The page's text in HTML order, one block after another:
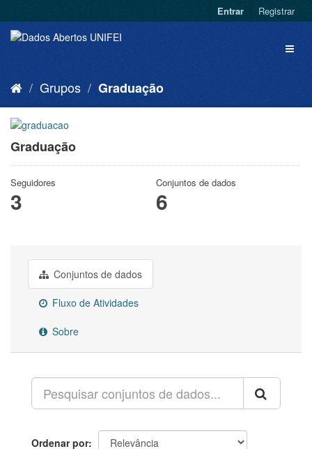
Entrar Registrar
Grupos Graduação
Graduação
Seguidores
3
Conjuntos de dados
6
Conjuntos de dados
Fluxo de Atividades
Sobre
Ordenar por